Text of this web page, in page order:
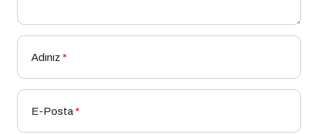
Adınız *
E-Posta*